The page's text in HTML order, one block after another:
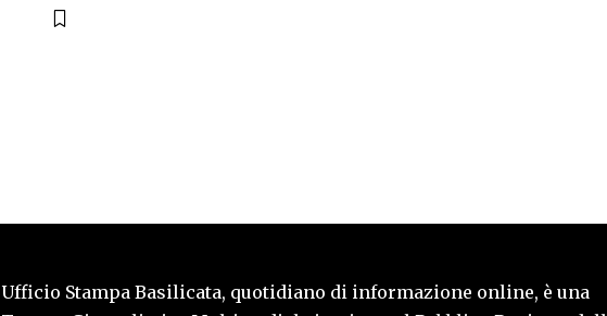
Ufficio Stampa Basilicata, quotidiano di informazione online, è una